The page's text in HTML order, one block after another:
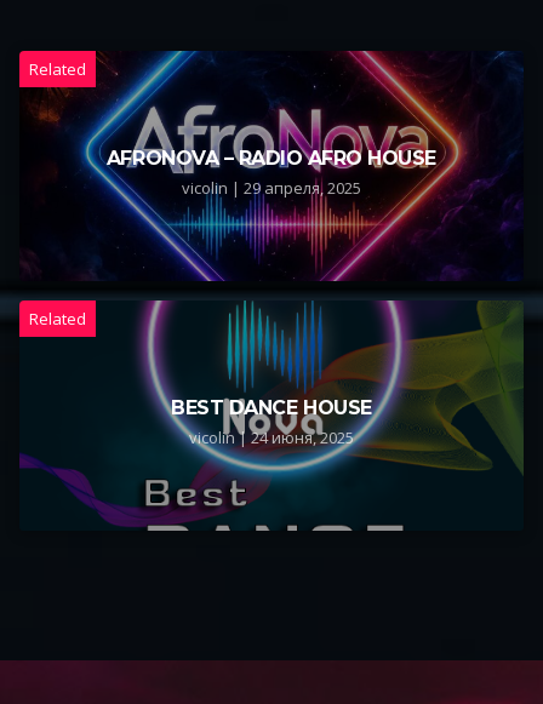
Related
AFRONOVA – RADIO AFRO HOUSE
vicolin | 29 апреля, 2025
Related
BEST DANCE HOUSE
vicolin | 24 июня, 2025